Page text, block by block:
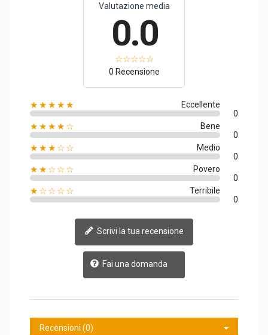
Valutazione media
0.0
0 Recensione
★★★★★
Eccellente
0
★★★★☆
Bene
0
★★★☆☆
Medio
0
★★☆☆☆
Povero
0
★☆☆☆☆
Terribile
0
Scrivi la tua recensione
Fai una domanda
Recensioni (0)